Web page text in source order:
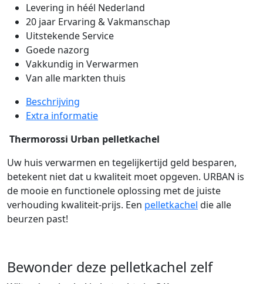
Levering in héél Nederland
20 jaar Ervaring & Vakmanschap
Uitstekende Service
Goede nazorg
Vakkundig in Verwarmen
Van alle markten thuis
Beschrijving
Extra informatie
Thermorossi Urban pelletkachel
Uw huis verwarmen en tegelijkertijd geld besparen,
betekent niet dat u kwaliteit moet opgeven. URBAN is
de mooie en functionele oplossing met de juiste
verhouding kwaliteit-prijs. Een pelletkachel die alle
beurzen past!
Bewonder deze pelletkachel zelf